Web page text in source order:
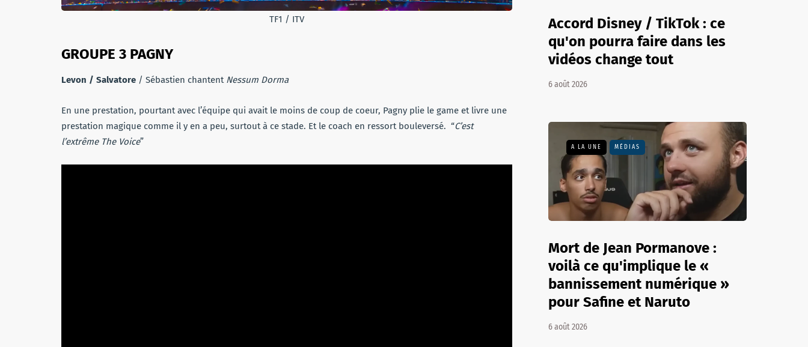
TF1 / ITV
GROUPE 3 PAGNY
Levon / Salvatore / Sébastien chantent Nessum Dorma
En une prestation, pourtant avec l’équipe qui avait le moins de coup de coeur, Pagny plie le game et livre une
prestation magique comme il y en a peu, surtout à ce stade. Et le coach en ressort bouleversé. “C’est
l’extrême The Voice”
Accord Disney / TikTok : ce
qu'on pourra faire dans les
vidéos change tout
6 août 2026
A LA UNE MÉDIAS
Mort de Jean Pormanove :
voilà ce qu'implique le «
bannissement numérique »
pour Safine et Naruto
6 août 2026